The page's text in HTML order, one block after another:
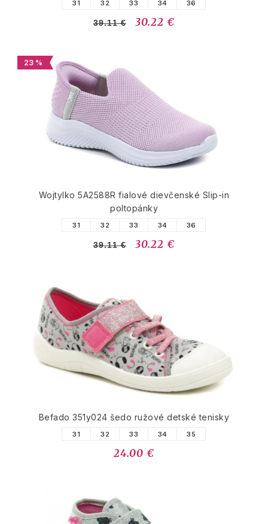
31 32 33 34 36
39.11 € 30.22 €
23 %
Wojtylko 5A2588R fialové dievčenské Slip-in
poltopánky
31 32 33 34 36
39.11 € 30.22 €
Befado 351y024 šedo ružové detské tenisky
31 32 33 34 35
24.00 €